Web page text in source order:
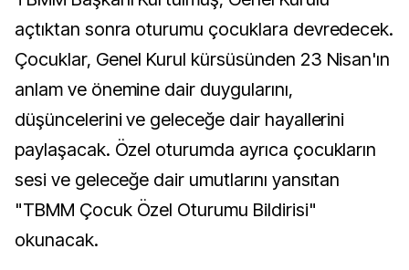
açtıktan sonra oturumu çocuklara devredecek.
Çocuklar, Genel Kurul kürsüsünden 23 Nisan'ın
anlam ve önemine dair duygularını,
düşüncelerini ve geleceğe dair hayallerini
paylaşacak. Özel oturumda ayrıca çocukların
sesi ve geleceğe dair umutlarını yansıtan
"TBMM Çocuk Özel Oturumu Bildirisi"
okunacak.